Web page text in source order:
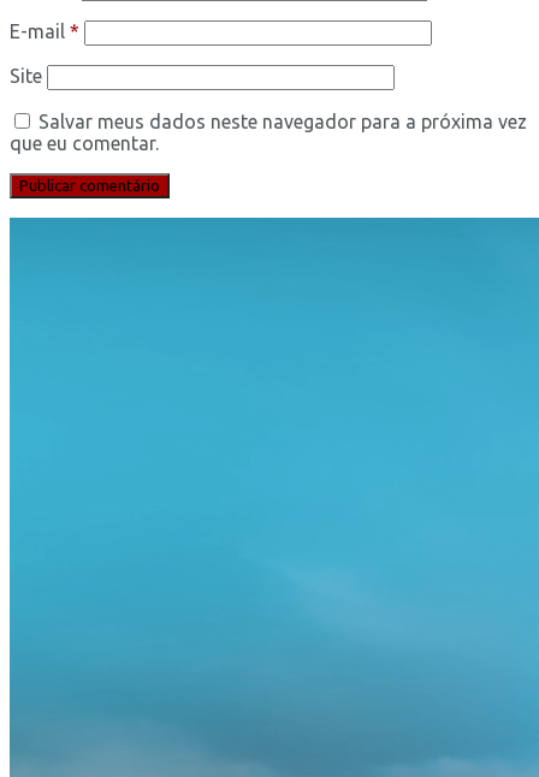
E-mail *
Site
Salvar meus dados neste navegador para a próxima vez
que eu comentar.